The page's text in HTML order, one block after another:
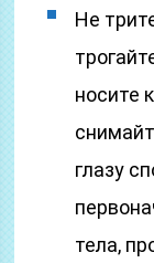
Не
носите
глазу
тела,